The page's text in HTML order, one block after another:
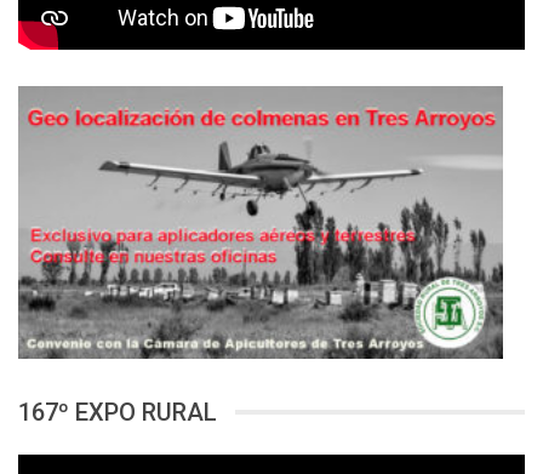
167º EXPO RURAL